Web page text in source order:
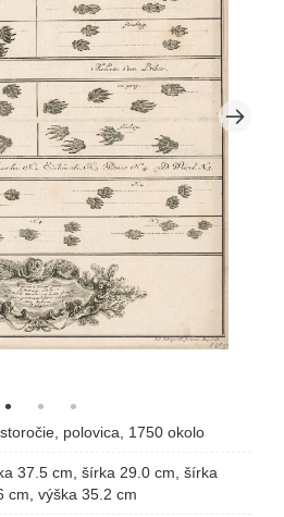
polovica, 1750 okolo
37.5 cm, šírka 29.0 cm, šírka
cm, výška 35.2 cm